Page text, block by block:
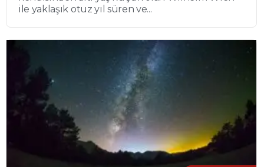
ile yaklaşık otuz yıl süren ve...